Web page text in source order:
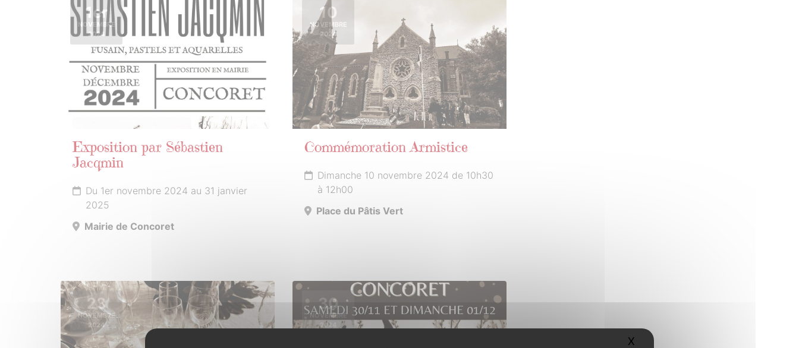
1er
NOVEMBRE
2024
Exposition par Sébastien
Jacqmin
Du 1er novembre 2024 au 31 janvier
2025
Mairie de Concoret
10
NOVEMBRE
2024
Commémoration Armistice
Dimanche 10 novembre 2024 de 10h30
à 12h00
Place du Pâtis Vert
23
NOVEMBRE
2024
30
NOVEMBRE
2024
X Masquer le bandeau des cookies